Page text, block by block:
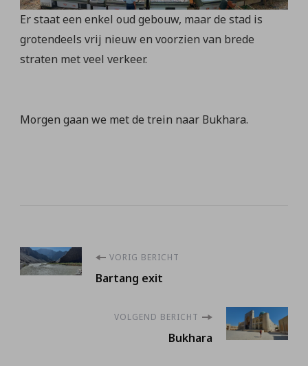
Er staat een enkel oud gebouw, maar de stad is
grotendeels vrij nieuw en voorzien van brede
straten met veel verkeer.
Morgen gaan we met de trein naar Bukhara.
Berichtnavigatie
VORIG BERICHT
Bartang exit
VOLGEND BERICHT
Bukhara